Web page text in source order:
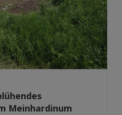
Meinhardinum